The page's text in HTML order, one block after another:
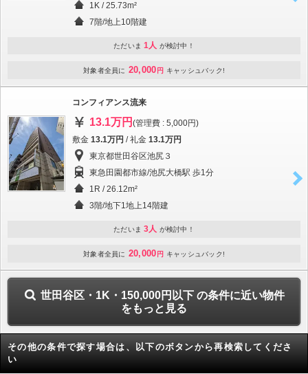
1K / 25.73m²
7階/地上10階建
ただいま 1人 が検討中！
対象者全員に 20,000 円 キャッシュバック!
コンフィアンス流来
13.1万円 (管理費 : 5,000円)
敷金 13.1万円 / 礼金 13.1万円
東京都世田谷区池尻３
東急田園都市線/池尻大橋駅 歩1分
1R / 26.12m²
3階/地下1地上14階建
ただいま 3人 が検討中！
対象者全員に 20,000 円 キャッシュバック!
世田谷区・1K・150,000円以下 の条件に近い物件
をもっと見る
その他の条件で探す場合は、以下のボタンから再検索してくださ
い